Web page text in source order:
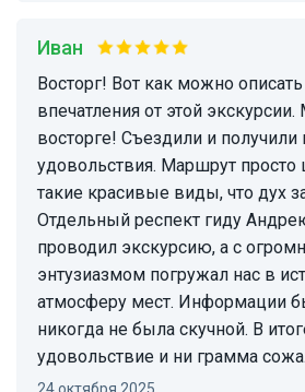
Иван
Восторг! Вот как можно описать наши
впечатления от этой
восторге! Съездили и получили
удовольствия. Маршрут
такие красивые виды, что дух
Отдельный респект гиду
проводил экскурсию, а с
энтузиазмом погружал нас в
атмосферу мест. Информации
никогда не была скучной. В
удовольствие и ни грамма